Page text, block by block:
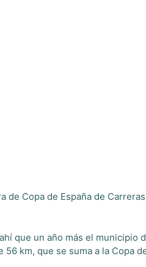
Copa de España de
que un año más el municipio
km, que se suma a la Copa